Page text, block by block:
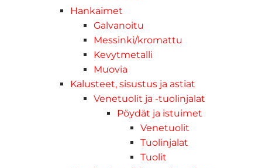
Hankaimet
Galvanoitu
Messinki/kromattu
Kevytmetalli
Muovia
Kalusteet, sisustus ja astiat
Venetuolit ja -tuolinjalat
Pöydät ja istuimet
Venetuolit
Tuolinjalat
Tuolit